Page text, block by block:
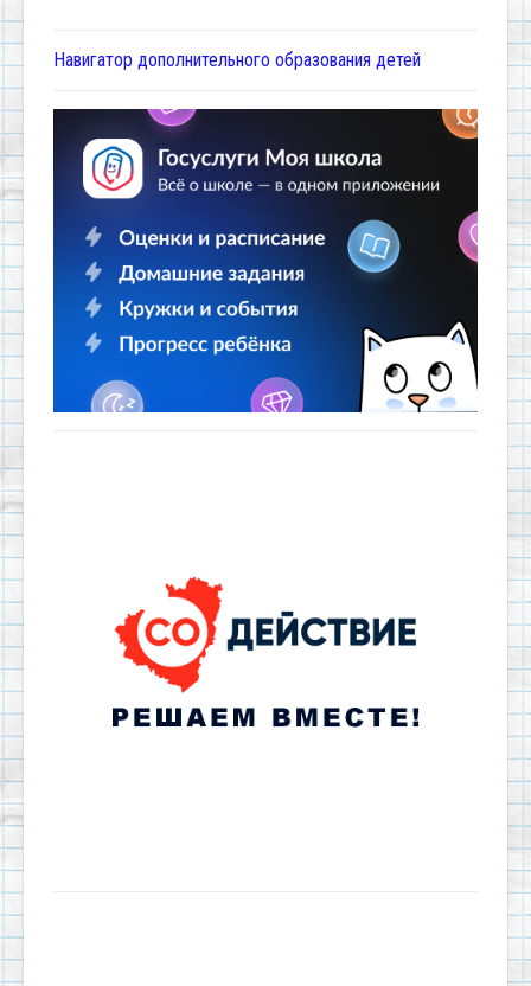
Навигатор дополнительного образования детей